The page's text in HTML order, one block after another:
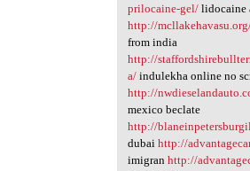
prilocaine-gel/lidocaine
http://
from india
http://
a/indulekha online no
http://
mexico beclate
http://
dubai http://
imigran http://